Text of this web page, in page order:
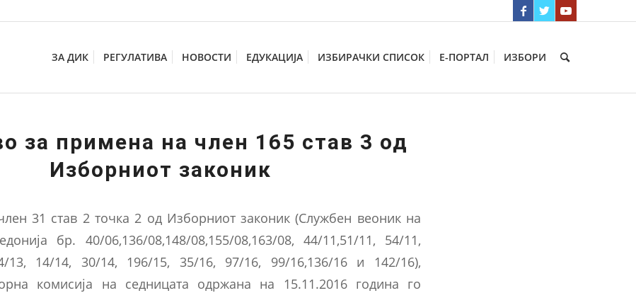
ЗА ДИК РЕГУЛАТИВА НОВОСТИ ЕДУКАЦИЈА ИЗБИРАЧКИ СПИСОК Е-ПОРТАЛ ИЗБОРИ
за примена на член 165 став 3 од
Изборниот законик
31 став 2 точка 2 од Изборниот законик (Службен веоник на
бр. 40/06,136/08,148/08,155/08,163/08, 44/11,51/11, 54/11,
13, 14/14, 30/14, 196/15, 35/16, 97/16, 99/16,136/16 и 142/16),
комисија на седницата одржана на 15.11.2016 година го